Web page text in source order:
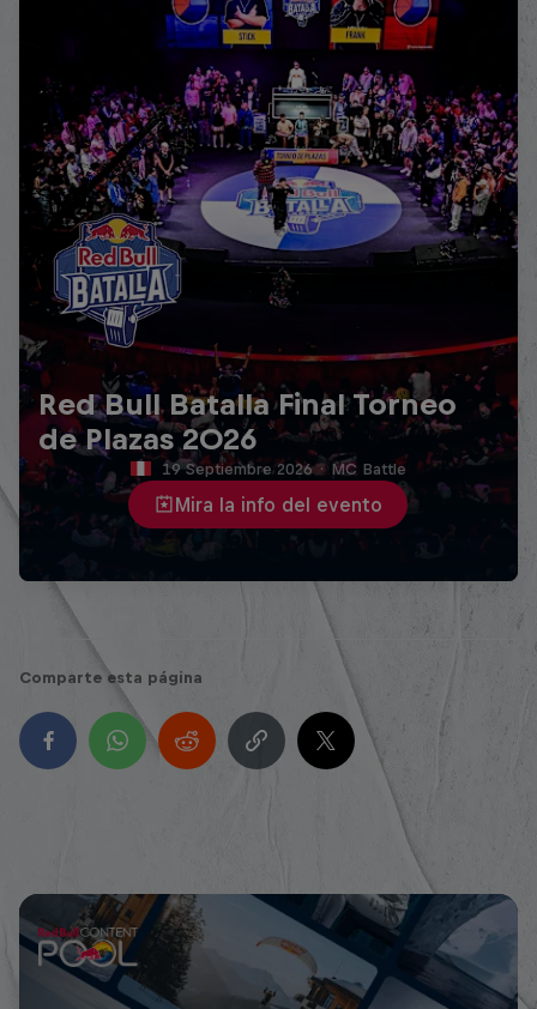
Red Bull Batalla Final Torneo
de Plazas 2026
Mira la info del evento
19 Septiembre 2026 · MC Battle
Comparte esta página